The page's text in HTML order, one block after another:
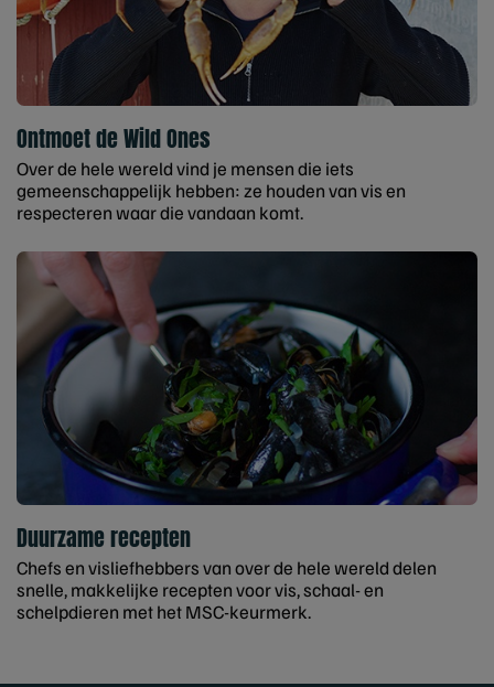
Ontmoet de Wild Ones
Over de hele wereld vind je mensen die iets
gemeenschappelijk hebben: ze houden van vis en
respecteren waar die vandaan komt.
Duurzame recepten
Chefs en visliefhebbers van over de hele wereld delen
snelle, makkelijke recepten voor vis, schaal- en
schelpdieren met het MSC-keurmerk.